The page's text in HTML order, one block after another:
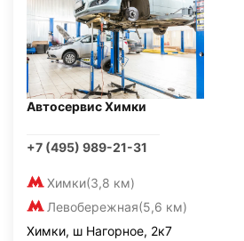
Автосервис Химки
+7 (495) 989-21-31
Химки(3,8 км)
Левобережная(5,6 км)
Химки, ш Нагорное, 2к7